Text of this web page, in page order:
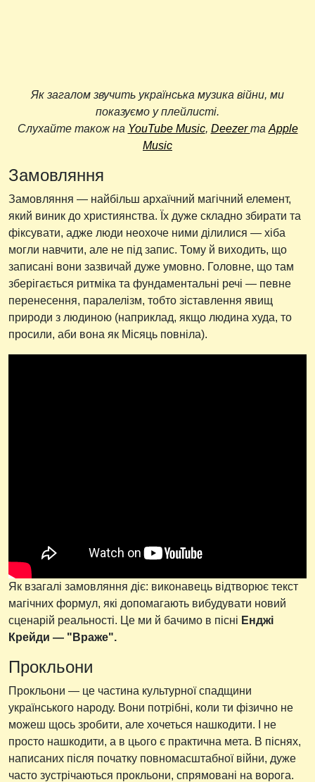
Як загалом звучить українська музика війни, ми
показуємо у плейлисті.
Слухайте також на YouTube Music, Deezerта Apple
Music
Замовляння
Замовляння — найбільш архаїчний магічний елемент,
який виник до християнства. Їх дуже складно збирати та
фіксувати, адже люди неохоче ними ділилися — хіба
могли навчити, але не під запис. Тому й виходить, що
записані вони зазвичай дуже умовно. Головне, що там
зберігається ритміка та фундаментальні речі — певне
перенесення, паралелізм, тобто зіставлення явищ
природи з людиною (наприклад, якщо людина худа, то
просили, аби вона як Місяць повніла).
Як взагалі замовляння діє: виконавець відтворює текст
магічних формул, які допомагають вибудувати новий
сценарій реальності. Це ми й бачимо в пісні Енджі
Крейди — "Враже".
Прокльони
Прокльони — це частина культурної спадщини
українського народу. Вони потрібні, коли ти фізично не
можеш щось зробити, але хочеться нашкодити. І не
просто нашкодити, а в цього є практична мета. В піснях,
написаних після початку повномасштабної війни, дуже
часто зустрічаються прокльони, спрямовані на ворога.